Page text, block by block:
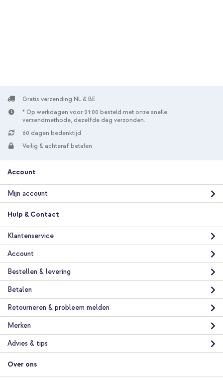
Gratis verzending NL & BE
* Op werkdagen voor 21:00 besteld met onze snelle
verzendmethode, dezelfde dag verzonden.
60 dagen bedenktijd
Veilig & achteraf betalen
Account
Mijn account
Hulp & Contact
Klantenservice
Account
Bestellen & levering
Betalen
Retourneren & probleem melden
Merken
Advies & tips
Over ons